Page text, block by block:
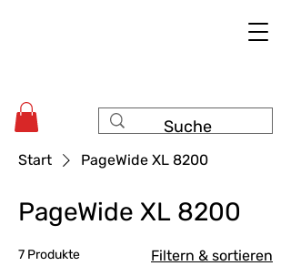
Start PageWide XL 8200
PageWide XL 8200
7 Produkte Filtern & sortieren